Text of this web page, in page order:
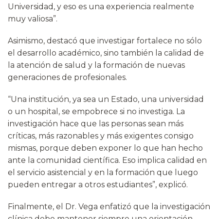
Universidad, y eso es una experiencia realmente
muy valiosa”.
Asimismo, destacó que investigar fortalece no sólo
el desarrollo académico, sino también la calidad de
la atención de salud y la formación de nuevas
generaciones de profesionales.
“Una institución, ya sea un Estado, una universidad
o un hospital, se empobrece si no investiga. La
investigación hace que las personas sean más
críticas, más razonables y más exigentes consigo
mismas, porque deben exponer lo que han hecho
ante la comunidad científica. Eso implica calidad en
el servicio asistencial y en la formación que luego
pueden entregar a otros estudiantes”, explicó.
Finalmente, el Dr. Vega enfatizó que la investigación